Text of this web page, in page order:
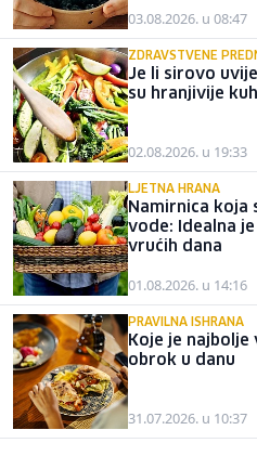
03.08.2026. u 08:47
ZDRAVSTVENE
Je li sirovo
su hranjivije
02.08.2026. u 19:33
LJETNA HRANA
Namirnica koja
vode: Idealna
vrućih dana
01.08.2026. u 14:16
PRAVILNA ISHRANA
Koje je najbolje
obrok u danu
31.07.2026. u 10:37